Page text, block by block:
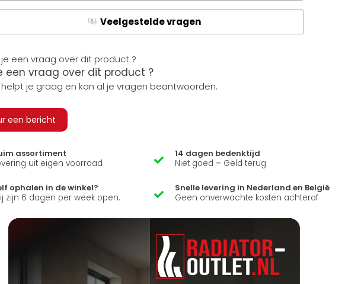
Q Veelgestelde vragen
een vraag over dit product ?
helpt je graag en kan al je vragen beantwoorden.
een bericht
assortiment
uit eigen voorraad
14 dagen bedenktijd
Niet goed = Geld terug
ophalen in de winkel?
zijn 6 dagen per week open.
Snelle levering in Nederland en België
Geen onverwachte kosten achteraf